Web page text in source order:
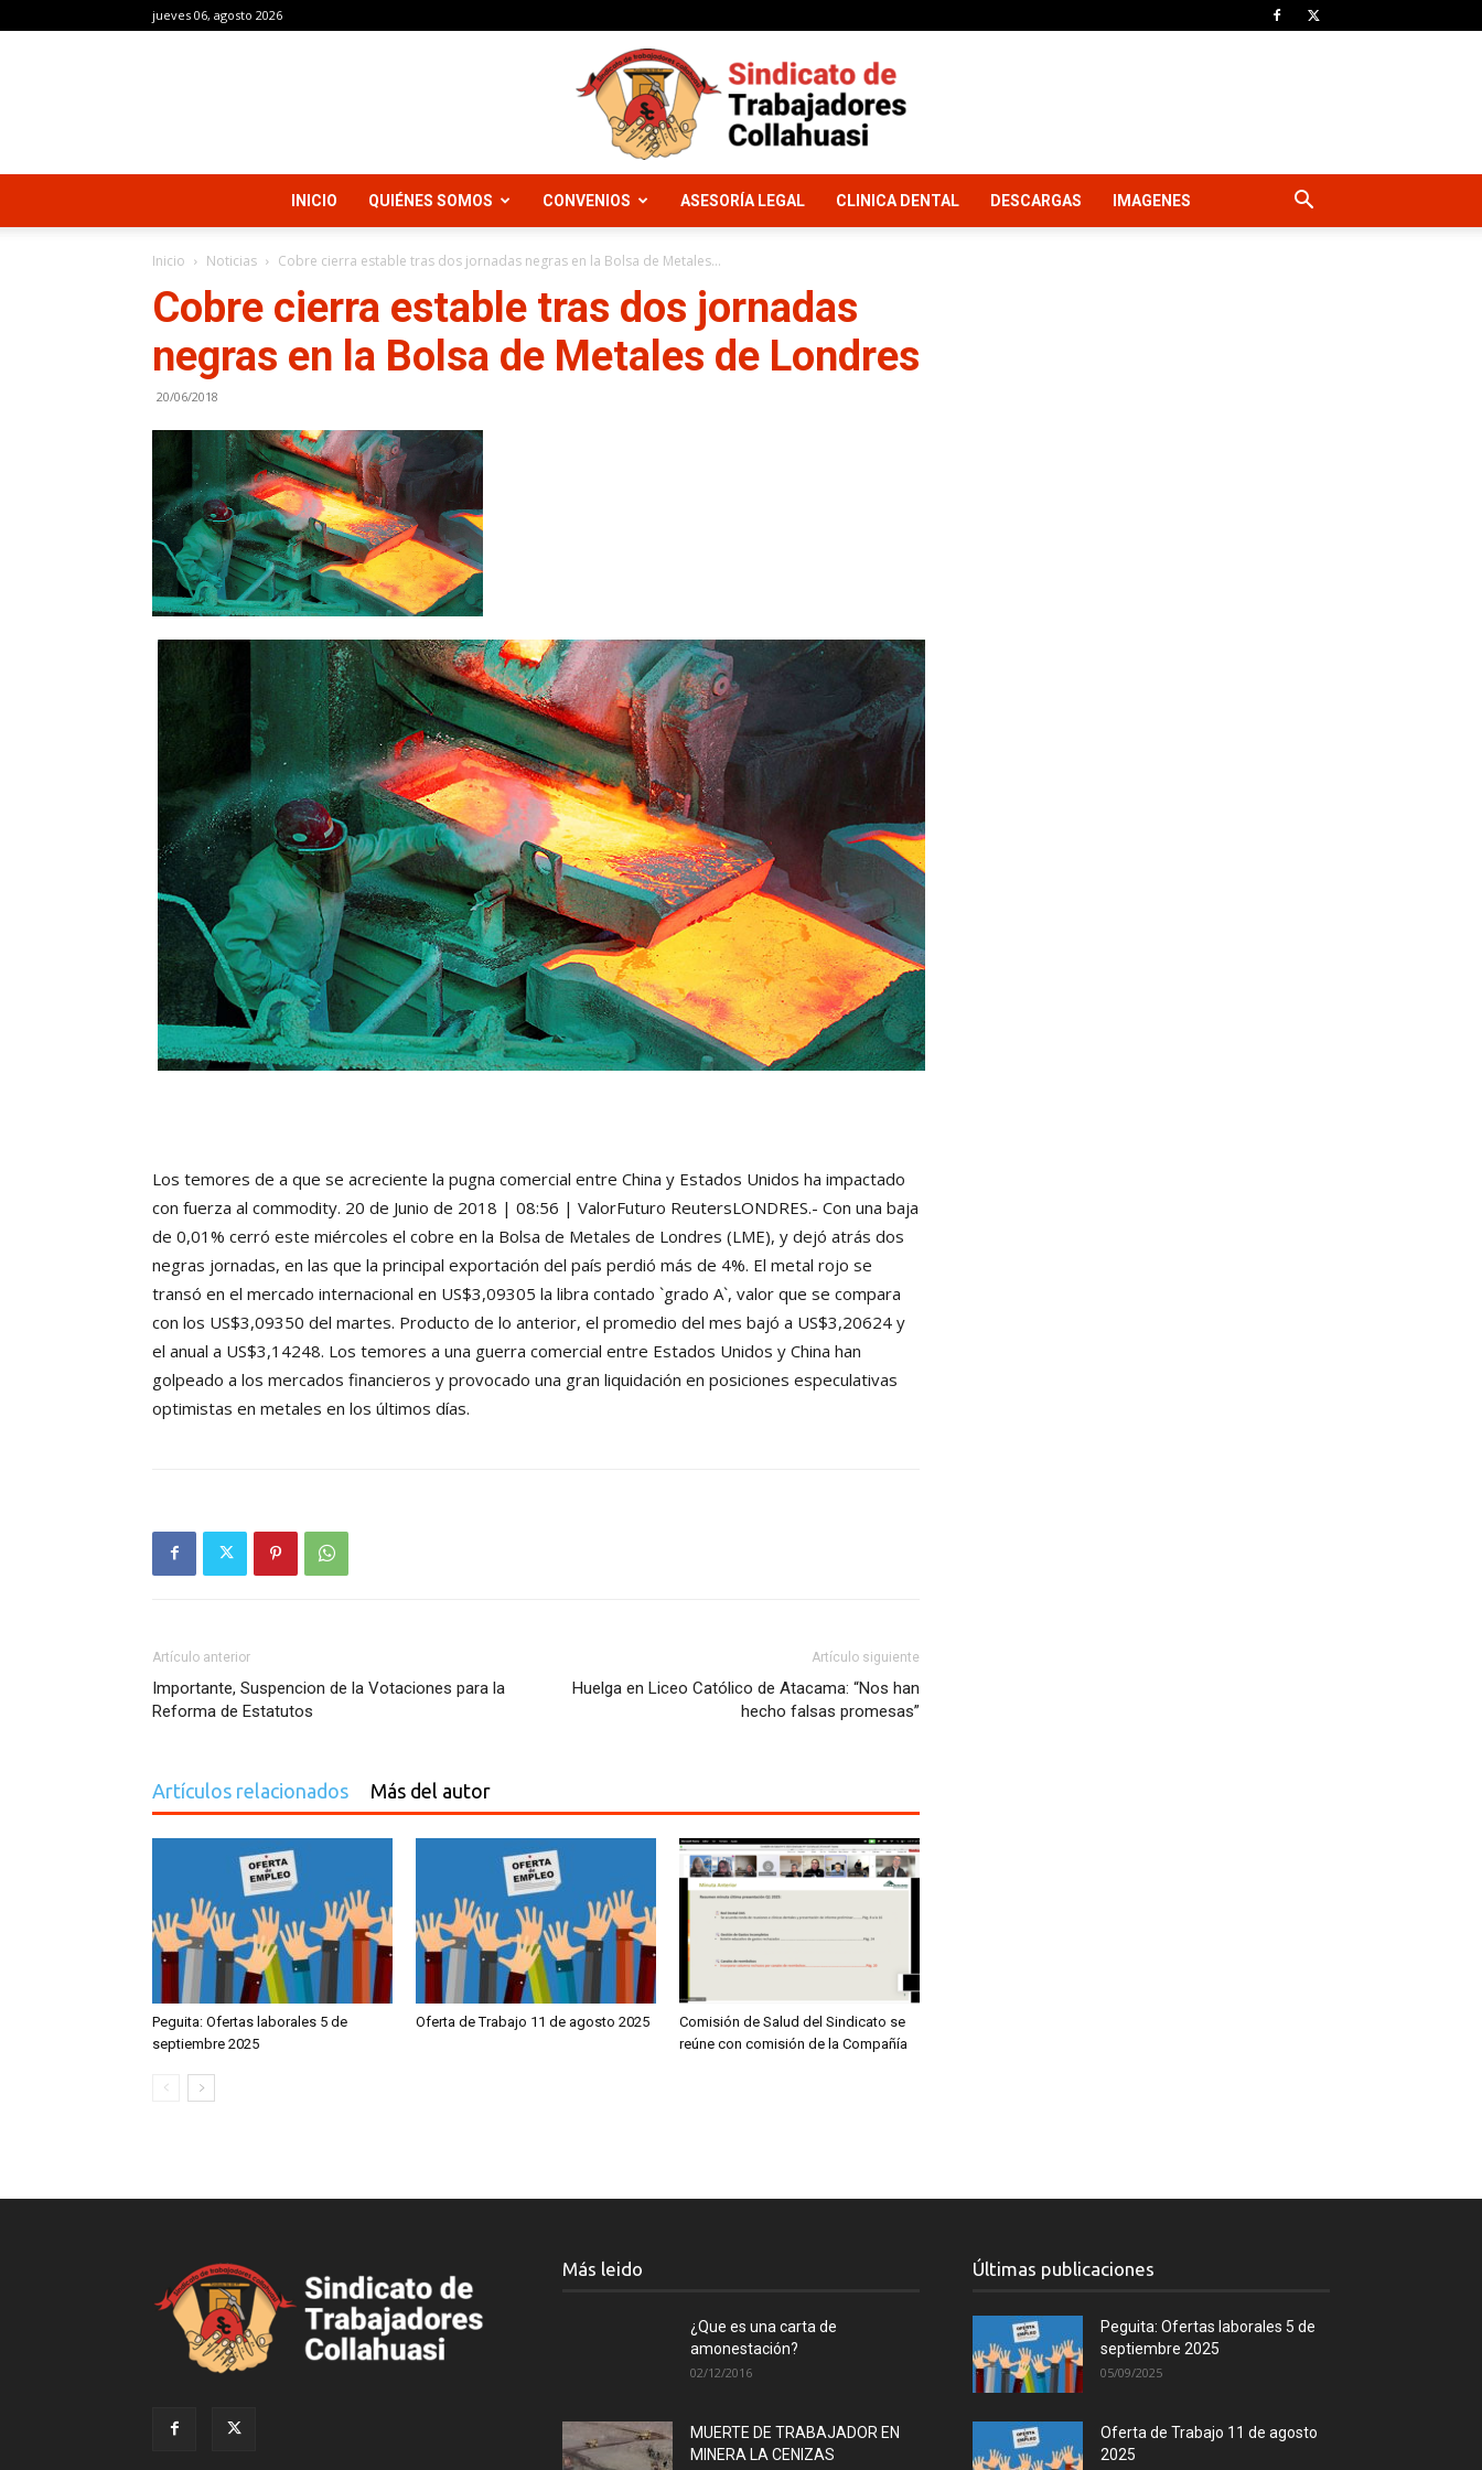
jueves 06, agosto 2026
Sindicato
Trabajadores
INICIO QUIÉNES SOMOS CONVENIOS ASESORÍA LEGAL CLINICA DENTAL DESCARGAS IMAGENES
Inicio Noticias Cobre cierra estable tras dos jornadas negras en la Bolsa de Metales...
Cobre cierra estable tras dos jornadas
negras en la Bolsa de Metales de Londres
20/06/2018
Los temores de a que se acreciente la pugna comercial entre China y Estados Unidos ha impactado
con fuerza al commodity. 20 de Junio de 2018 | 08:56 | ValorFuturo ReutersLONDRES.- Con una baja
de 0,01% cerró este miércoles el cobre en la Bolsa de Metales de Londres (LME), y dejó atrás dos
negras jornadas, en las que la principal exportación del país perdió más de 4%. El metal rojo se
transó en el mercado internacional en US$3,09305 la libra contado `grado A`, valor que se compara
con los US$3,09350 del martes. Producto de lo anterior, el promedio del mes bajó a US$3,20624 y
el anual a US$3,14248. Los temores a una guerra comercial entre Estados Unidos y China han
golpeado a los mercados financieros y provocado una gran liquidación en posiciones especulativas
optimistas en metales en los últimos días.
Artículo anterior
Importante, Suspencion de la Votaciones para la
Reforma de Estatutos
Artículo siguiente
Huelga en Liceo Católico de Atacama: “Nos han
hecho falsas promesas”
Artículos relacionados Más del autor
Peguita: Ofertas laborales 5 de
septiembre 2025
Oferta de Trabajo 11 de agosto 2025
Comisión de Salud del Sindicato se
reúne con comisión de la Compañía
Más leido
¿Que es una carta de
amonestación?
02/12/2016
MUERTE DE TRABAJADOR EN
MINERA LA CENIZAS
Últimas publicaciones
Peguita: Ofertas laborales 5 de
septiembre 2025
05/09/2025
Oferta de Trabajo 11 de agosto
2025